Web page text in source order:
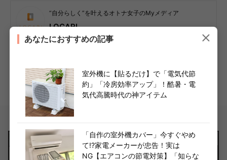
“自分らしく”を叶えるオトナ女子のMyメディア
LOCARI
明日のワタシにきっかけを。“自分らしく”を叶えるオトナ女子のMyメ
ていい」“自分らしく”を叶える情報メディアとして、等身大の自分で頑
張る女性を応援します。
ライター詳細へ
あなたにおすすめの記事
室外機に【貼るだけ】で「電気代節
約」「冷房効率アップ」！酷暑・電
気代高騰時代の神アイテム
「自作の室外機カバー」今すぐやめ
て!?家電メーカーが忠告！実は
NG【エアコンの節電対策】「知らな